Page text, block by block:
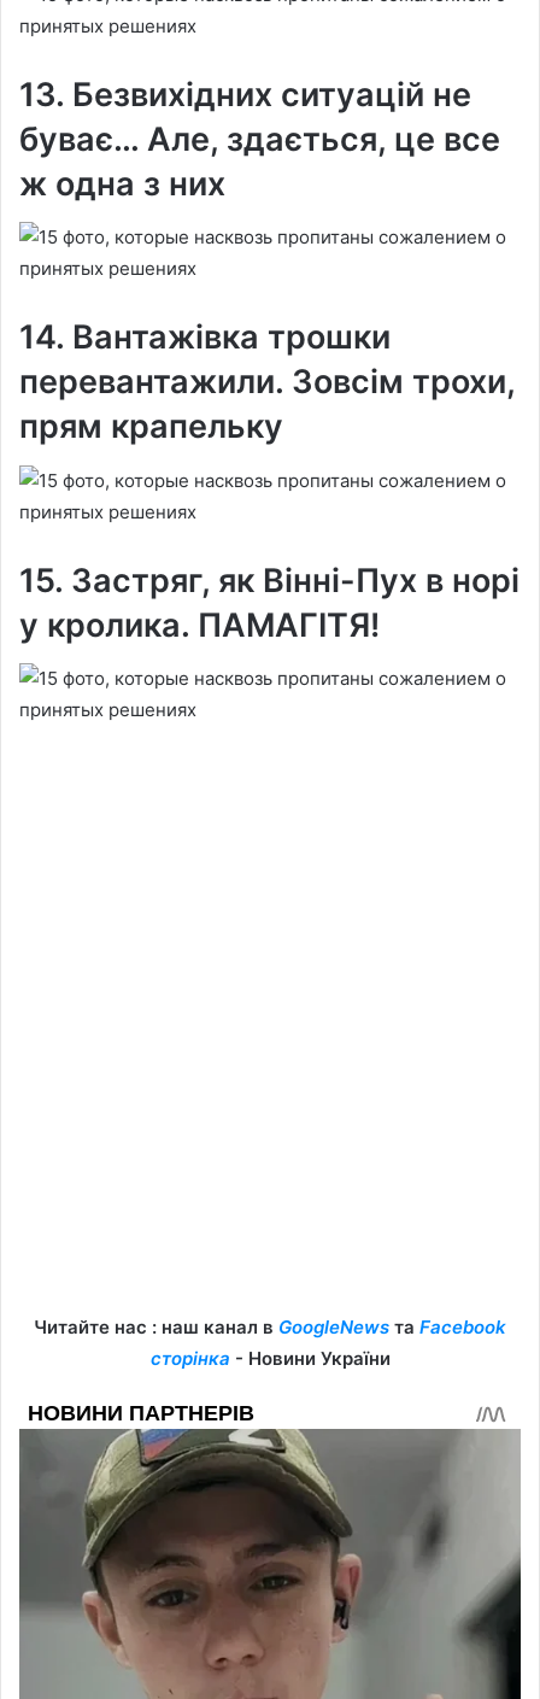
13. Безвихідних ситуацій не
буває… Але, здається, це все
ж одна з них
14. Вантажівка трошки
перевантажили. Зовсім трохи,
прям крапельку
15. Застряг, як Вінні-Пух в норі
у кролика. ПАМАГІТЯ!
Читайте нас : наш канал в GoogleNews та Facebook
сторінка - Новини України